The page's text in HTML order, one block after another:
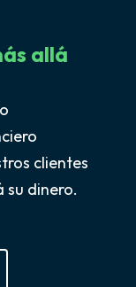
allá
clientes
su dinero.